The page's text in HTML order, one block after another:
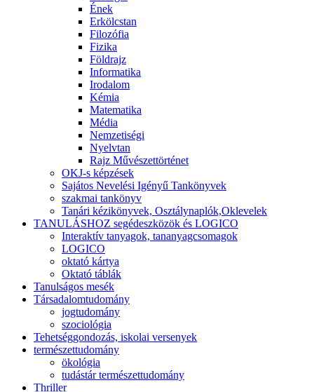
Ének
Erkölcstan
Filozófia
Fizika
Földrajz
Informatika
Irodalom
Kémia
Matematika
Média
Nemzetiségi
Nyelvtan
Rajz Művészettörténet
OKJ-s képzések
Sajátos Nevelési Igényű Tankönyvek
szakmai tankönyv
Tanári kézikönyvek, Osztálynaplók,Oklevelek
TANULÁSHOZ segédeszközök és LOGICO
Interaktív tanyagok, tananyagcsomagok
LOGICO
oktató kártya
Oktató táblák
Tanulságos mesék
Társadalomtudomány
jogtudomány
szociológia
Tehetséggondozás, iskolai versenyek
természettudomány
ökológia
tudástár természettudomány
Thriller